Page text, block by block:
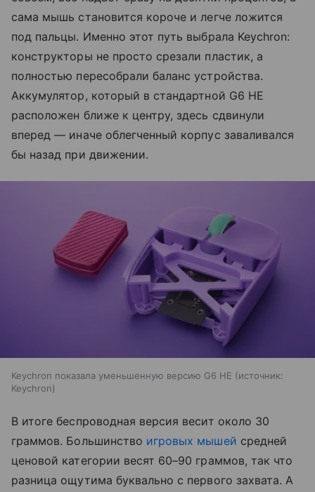
сама мышь становится короче и легче ложится
под пальцы. Именно этот путь выбрала Keychron:
конструкторы не просто срезали пластик, а
полностью пересобрали баланс устройства.
Аккумулятор, который в стандартной G6 HE
расположен ближе к центру, здесь сдвинули
вперед — иначе облегченный корпус заваливался
бы назад при движении.
Keychron показала уменьшенную версию G6 HE
источник:
Keychron
В итоге беспроводная версия весит около 30
граммов. Большинство игровых мышей средней
ценовой категории весят 60–90 граммов, так что
разница ощутима буквально с первого захвата. А